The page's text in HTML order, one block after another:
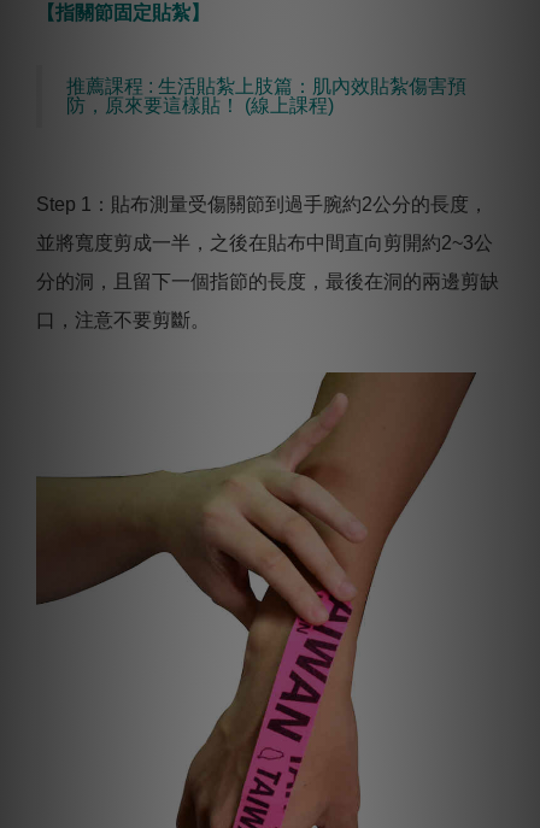
【指關節固定貼紮】
推薦課程 : 生活貼紮上肢篇：肌內效貼紮傷害預
防，原來要這樣貼！ (線上課程)
Step 1：貼布測量受傷關節到過手腕約2公分的長度，
並將寬度剪成一半，之後在貼布中間直向剪開約2~3公
分的洞，且留下一個指節的長度，最後在洞的兩邊剪缺
口，注意不要剪斷。